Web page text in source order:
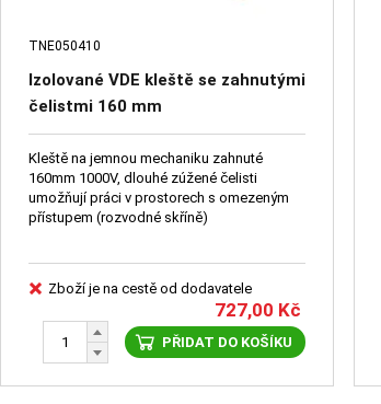
TNE050410
Izolované VDE kleště se zahnutými
čelistmi 160 mm
Kleště na jemnou mechaniku zahnuté
160mm 1000V, dlouhé zúžené čelisti
umožňují práci v prostorech s omezeným
přístupem (rozvodné skříně)
Zboží je na cestě od dodavatele
727,00 Kč
PŘIDAT DO KOŠÍKU